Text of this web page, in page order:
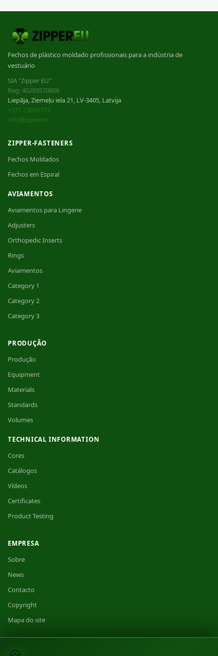
Fechos de plástico moldado profissionais para a indústria de
vestuário
SIA "Zipper EU"
Reg: 40203570806
Liepāja, Ziemeļu iela 21, LV-3405, Latvija
+371 23883777
info@zipper.lv
ZIPPER-FASTENERS
Fechos Moldados
Fechos em Espiral
AVIAMENTOS
Aviamentos para Lingerie
Adjusters
Orthopedic Inserts
Rings
Aviamentos
Category 1
Category 2
Category 3
PRODUÇÃO
Produção
Equipment
Materials
Standards
Volumes
TECHNICAL INFORMATION
Cores
Catálogos
Vídeos
Certificates
Product Testing
EMPRESA
Sobre
News
Contacto
Copyright
Mapa do site